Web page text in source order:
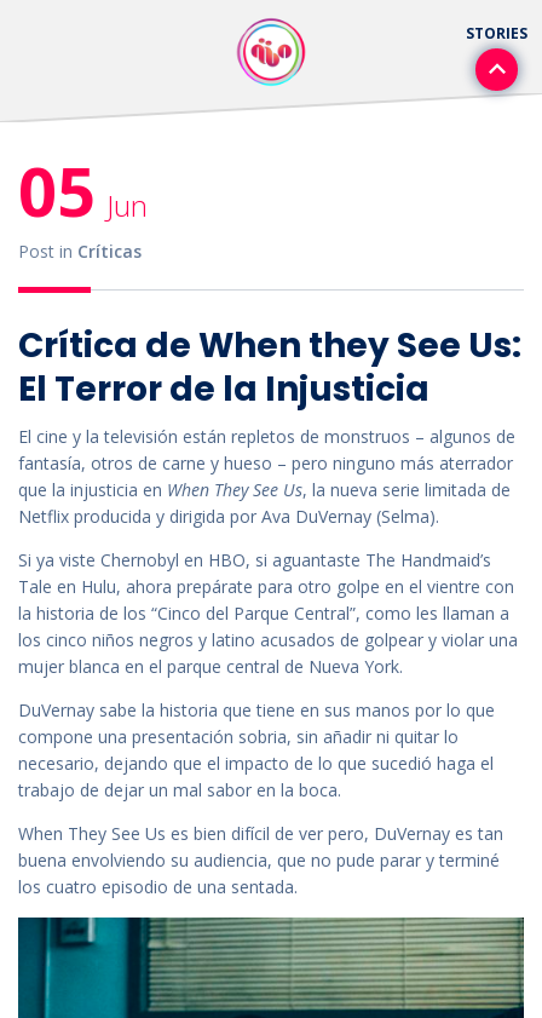
05 Jun
Post in Críticas
Crítica de When they See Us:
El Terror de la Injusticia
El cine y la televisión están repletos de monstruos – algunos de
fantasía, otros de carne y hueso – pero ninguno más aterrador
que la injusticia en When They See Us, la nueva serie limitada de
Netflix producida y dirigida por Ava DuVernay (Selma).
Si ya viste Chernobyl en HBO, si aguantaste The Handmaid’s
Tale en Hulu, ahora prepárate para otro golpe en el vientre con
la historia de los “Cinco del Parque Central”, como les llaman a
los cinco niños negros y latino acusados de golpear y violar una
mujer blanca en el parque central de Nueva York.
DuVernay sabe la historia que tiene en sus manos por lo que
compone una presentación sobria, sin añadir ni quitar lo
necesario, dejando que el impacto de lo que sucedió haga el
trabajo de dejar un mal sabor en la boca.
When They See Us es bien difícil de ver pero, DuVernay es tan
buena envolviendo su audiencia, que no pude parar y terminé
los cuatro episodio de una sentada.